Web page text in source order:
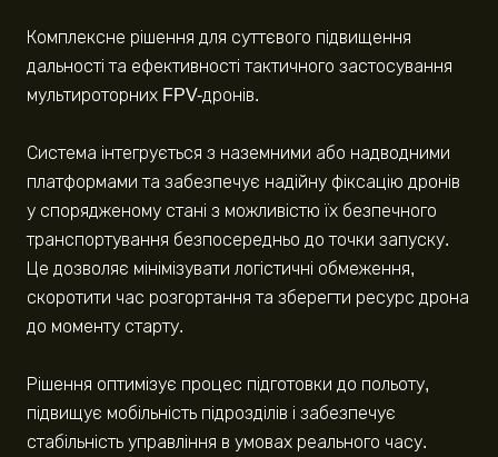
Комплексне рішення для суттєвого підвищення
дальності та ефективності тактичного застосування
мультироторних FPV-дронів.
Система інтегрується з наземними або надводними
платформами та забезпечує надійну фіксацію дронів
у спорядженому стані з можливістю їх безпечного
транспортування безпосередньо до точки запуску.
Це дозволяє мінімізувати логістичні обмеження,
скоротити час розгортання та зберегти ресурс дрона
до моменту старту.
Рішення оптимізує процес підготовки до польоту,
підвищує мобільність підрозділів і забезпечує
стабільність управління в умовах реального часу.